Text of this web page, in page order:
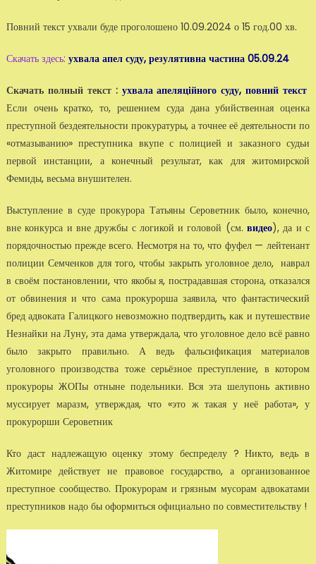
Повний текст ухвали буде проголошено 10.09.2024 о 15 год.00 хв.
Скачать здесь: ухвала апел суду, резулятивна частина 05.09.24
Скачать полный текст : ухвала апеляційного суду, повний текст
Если очень кратко, то, решением суда дана убийственная оценка
преступной бездеятельности прокуратуры, а точнее её деятельности по
«отмазыванию» преступника вкупе с полицией и заказного судьи
первой инстанции, а конечный результат, как для житомирской
Фемиды, весьма внушителен.
Выступление в суде прокурора Татьяны Сероветник было, конечно,
вне конкурса и вне дружбы с логикой и головой (см.видео), да и с
порядочностью прежде всего. Несмотря на то, что фуфел — лейтенант
полиции Семченков для того, чтобы закрыть уголовное дело, наврал
в своём постановлении, что якобы я, пострадавшая сторона, отказался
от обвинения и что сама прокурорша заявила, что фантастический
бред адвоката Галицкого невозможно подтвердить, как и путешествие
Незнайки на Луну, эта дама утверждала, что уголовное дело всё равно
было закрыто правильно. А ведь фальсификация материалов
уголовного производства тоже серьёзное преступление, в котором
прокуроры ЖОПы отныне подельники. Вся эта шелупонь активно
муссирует маразм, утверждая, что «это ж такая у неё работа», у
прокурорши Сероветник
Кто даст надлежащую оценку этому беспределу ? Никто, ведь в
Житомире действует не правовое государство, а организованное
преступное сообщество. Прокурорам и грязным мусорам адвокатами
преступников надо бы оформиться официально по совместительству !